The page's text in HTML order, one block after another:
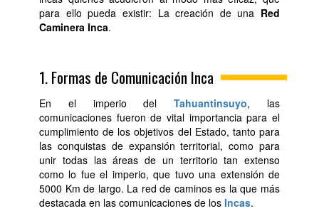
para ello pueda existir: La creación de una Red
Caminera Inca.
1. Formas de Comunicación Inca
En el imperio delTahuantinsuyo, las
comunicaciones fueron de vital importancia para el
cumplimiento de los objetivos del Estado, tanto para
las conquistas de expansión territorial, como para
unir todas las áreas de un territorio tan extenso
como lo fue el imperio, que tuvo una extensión de
5000 Km de largo. La red de caminos es la que más
destacada en las comunicaciones de los Incas.